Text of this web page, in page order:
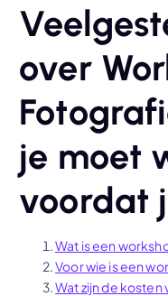
over
je moet
voordat
Wat is een
Voor wie is een
Wat zijn de